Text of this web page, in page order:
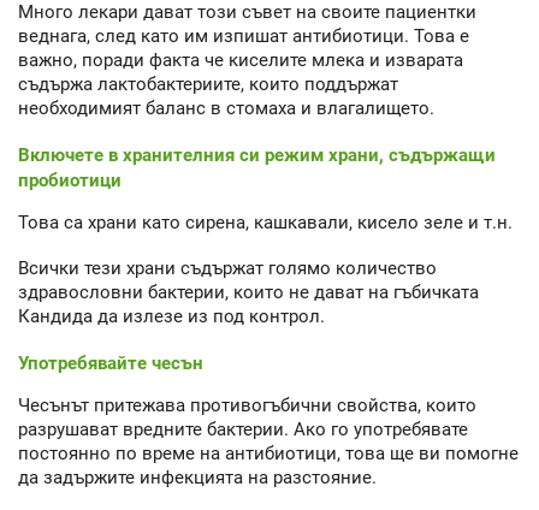
Много лекари дават този съвет на своите пациентки
веднага, след като им изпишат антибиотици. Това е
важно, поради факта че киселите млека и изварата
съдържа лактобактериите, които поддържат
необходимият баланс в стомаха и влагалището.
Включете в хранителния си режим храни, съдържащи
пробиотици
Това са храни като сирена, кашкавали, кисело зеле и т.н.
Всички тези храни съдържат голямо количество
здравословни бактерии, които не дават на гъбичката
Кандида да излезе из под контрол.
Употребявайте чесън
Чесънът притежава противогъбични свойства, които
разрушават вредните бактерии. Ако го употребявате
постоянно по време на антибиотици, това ще ви помогне
да задържите инфекцията на разстояние.